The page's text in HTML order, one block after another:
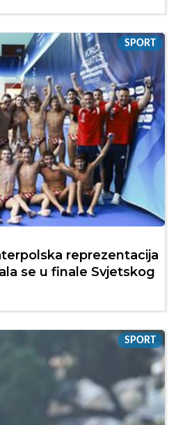
SPORT
reprezentacija
se u finale Svjetskog
SPORT